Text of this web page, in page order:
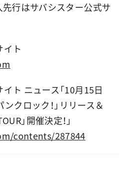
先行はサバシスター公式サ
ト
ト ニュース「10月15日
クロック！」リリース＆
」開催決定！」
contents/287844